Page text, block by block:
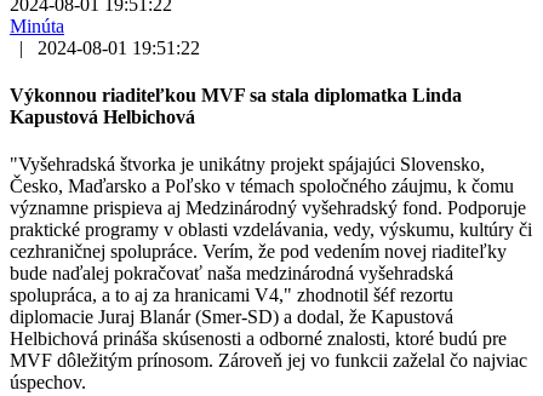
Minúta
|
2024-08-01 19:51:22
Výkonnou riaditeľkou MVF sa stala diplomatka Linda
Kapustová Helbichová
"Vyšehradská štvorka je unikátny projekt spájajúci Slovensko,
Česko, Maďarsko a Poľsko v témach spoločného záujmu, k čomu
významne prispieva aj Medzinárodný vyšehradský fond. Podporuje
praktické programy v oblasti vzdelávania, vedy, výskumu, kultúry či
cezhraničnej spolupráce. Verím, že pod vedením novej riaditeľky
bude naďalej pokračovať naša medzinárodná vyšehradská
spolupráca, a to aj za hranicami V4," zhodnotil šéf rezortu
diplomacie Juraj Blanár (Smer-SD) a dodal, že Kapustová
Helbichová prináša skúsenosti a odborné znalosti, ktoré budú pre
MVF dôležitým prínosom. Zároveň jej vo funkcii zaželal čo najviac
úspechov.